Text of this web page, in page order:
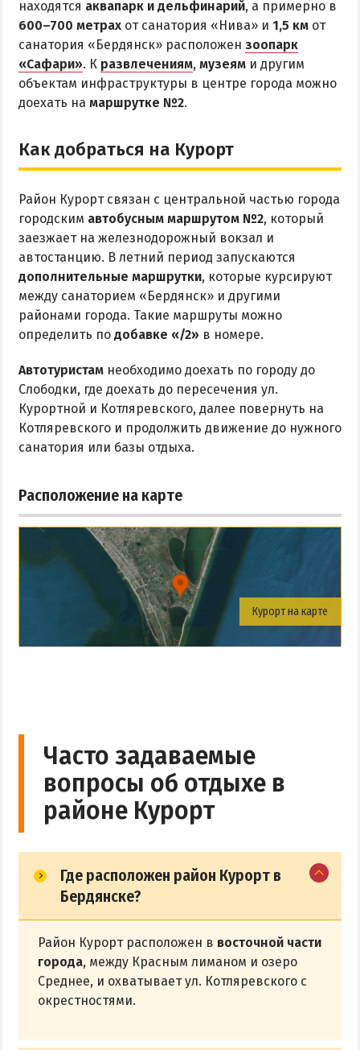
находятся аквапарк и дельфинарий, а примерно в
600–700 метрах от санатория «Нива» и 1,5 км от
санатория «Бердянск» расположен зоопарк
«Сафари». К развлечениям, музеям и другим
объектам инфраструктуры в центре города можно
доехать на маршрутке №2.
Как добраться на Курорт
Район Курорт связан с центральной частью города
городским автобусным маршрутом №2, который
заезжает на железнодорожный вокзал и
автостанцию. В летний период запускаются
дополнительные маршрутки, которые курсируют
между санаторием «Бердянск» и другими
районами города. Такие маршруты можно
определить по добавке «/2» в номере.
Автотуристам необходимо доехать по городу до
Слободки, где доехать до пересечения ул.
Курортной и Котляревского, далее повернуть на
Котляревского и продолжить движение до нужного
санатория или базы отдыха.
Расположение на карте
Курорт на карте
Часто задаваемые
вопросы об отдыхе в
районе Курорт
Где расположен район Курорт в
Бердянске?
Район Курорт расположен в восточной части
города, между Красным лиманом и озеро
Среднее, и охватывает ул. Котляревского с
окрестностями.